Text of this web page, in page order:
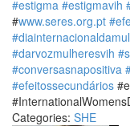
#estigma #estigmavih
‪#www.seres.org.pt
#darvozmulheresvih
#conversasnapositiva
#efeitossecundários
Categories: SHE